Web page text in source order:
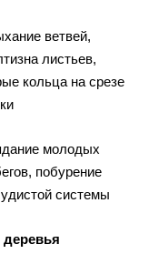
ветвей,
листьев,
кольца на срезе
молодых
побурение
системы